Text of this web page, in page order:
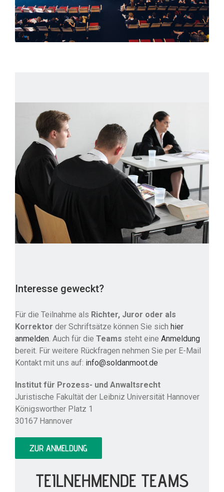
Interesse geweckt?
Für die Teilnahme als Richter, Juror oder als
Korrektor der Schriftsätze können Sie sich hier
anmelden . Auch für die Teams steht eine Anmeldung
bereit. Für weitere Rückfragen nehmen Sie per E-Mail
Kontakt mit uns auf: info@soldanmoot.de
Institut für Prozess- und Anwaltsrecht
Juristische Fakultät der Leibniz Universität Hannover
Königsworther Platz 1
30167 Hannover
ZUR ANMELDUNG
TEILNEHMENDE TEAMS